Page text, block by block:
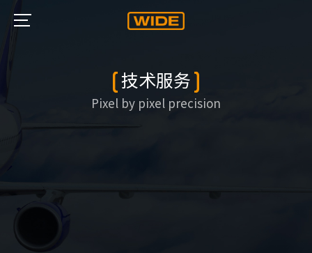
技术服务
Pixel by pixel precision